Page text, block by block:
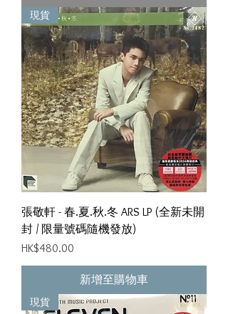
現貨
張敬軒 - 春.夏.秋.冬 ARS LP (全新未開
封 / 限量號碼隨機發放)
價格
HK$480.00
新增至購物車
現貨